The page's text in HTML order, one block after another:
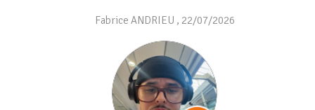
Fabrice ANDRIEU , 22/07/2026